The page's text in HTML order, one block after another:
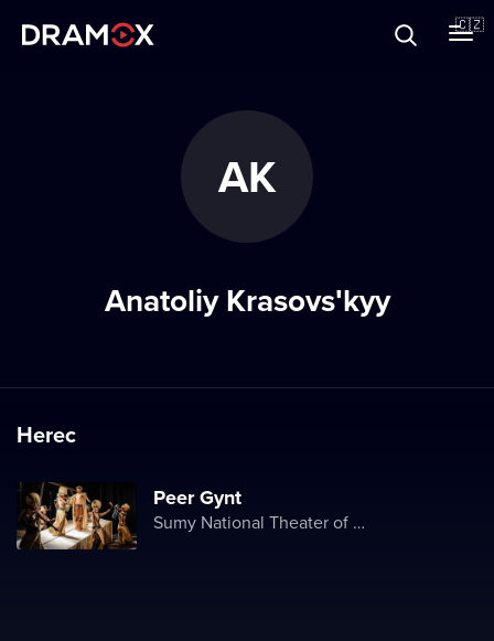
🇨🇿
AK
Anatoliy Krasovsʹkyy
Herec
Peer Gynt
Sumy National Theater of Drama and Musical Comedy named after M. Shchepkin